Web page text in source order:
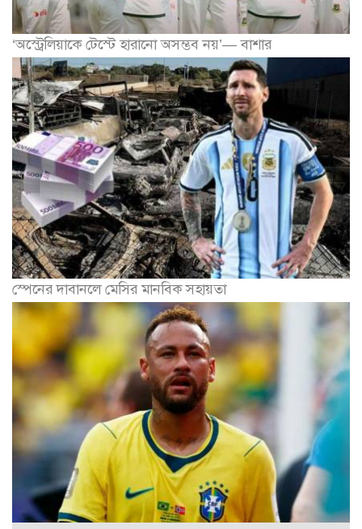
‘অস্ট্রেলিয়াকে টেস্টে হারানো অসম্ভব নয়’— বাশার
স্পেনের দাবানলে মেসির মানবিক সহায়তা